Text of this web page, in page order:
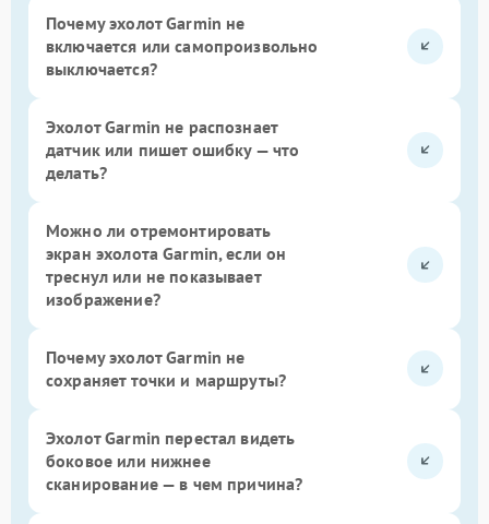
Почему эхолот Garmin не
включается или самопроизвольно
выключается?
Эхолот Garmin не распознает
датчик или пишет ошибку — что
делать?
Можно ли отремонтировать
экран эхолота Garmin, если он
треснул или не показывает
изображение?
Почему эхолот Garmin не
сохраняет точки и маршруты?
Эхолот Garmin перестал видеть
боковое или нижнее
сканирование — в чем причина?